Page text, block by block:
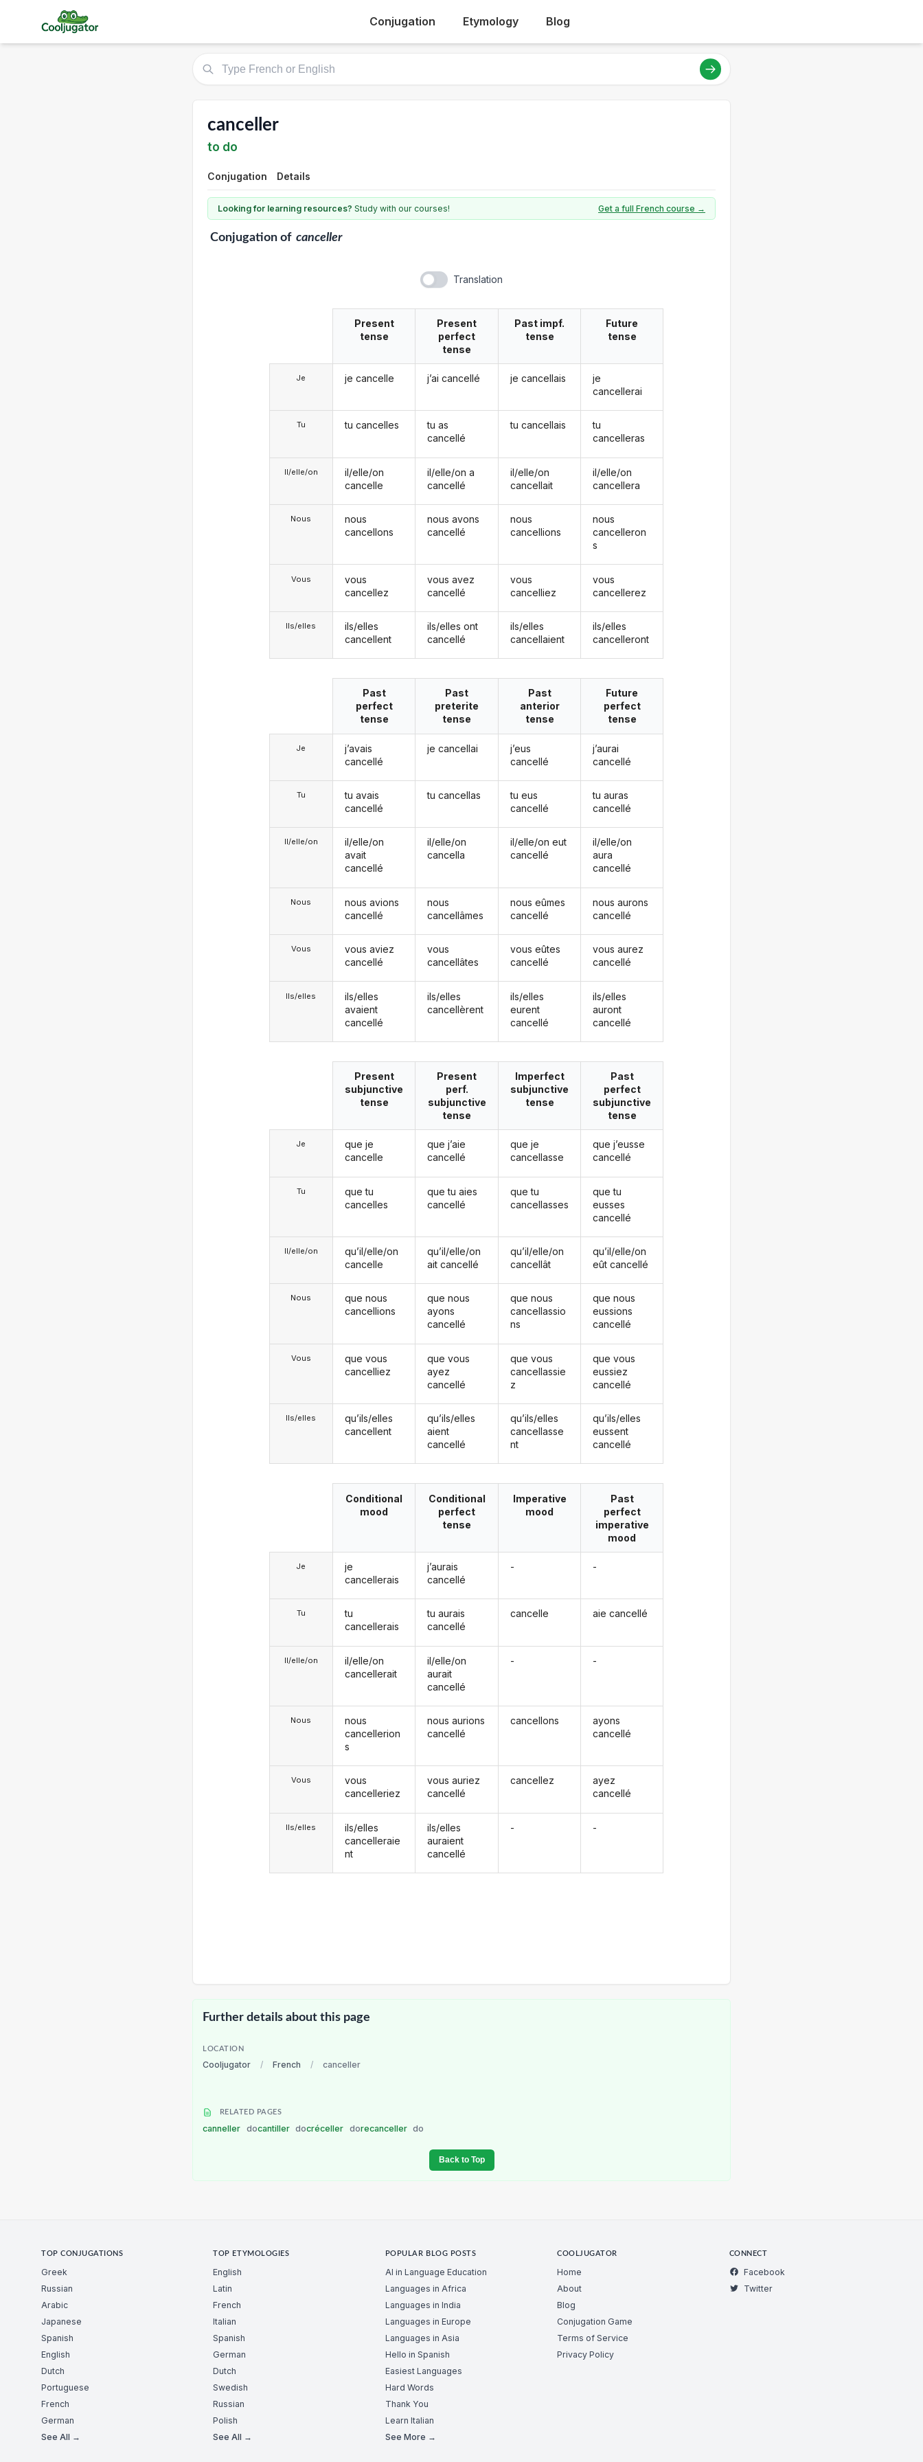
Conjugation Etymology Blog
canceller
to do
Conjugation Details
Looking for learning resources? Study with our courses! Get a full French course →
Conjugationof canceller
Translation
Je
Tu
Il/elle/on
Nous
Vous
Ils/elles
Present
tense
je cancelle
tu cancelles
il/elle/on
cancelle
nous
cancellons
vous
cancellez
ils/elles
cancellent
Present
perfect
tense
j’ai cancellé
tu as
cancellé
il/elle/on a
cancellé
nous avons
cancellé
vous avez
cancellé
ils/elles ont
cancellé
Past impf.
tense
je cancellais
tu cancellais
il/elle/on
cancellait
nous
cancellions
vous
cancelliez
ils/elles
cancellaient
Future
tense
je
cancellerai
tu
cancelleras
il/elle/on
cancellera
nous
cancelleron
s
vous
cancellerez
ils/elles
cancelleront
Je
Tu
Il/elle/on
Nous
Vous
Ils/elles
Past
perfect
tense
j’avais
cancellé
tu avais
cancellé
il/elle/on
avait
cancellé
nous avions
cancellé
vous aviez
cancellé
ils/elles
avaient
cancellé
Past
preterite
tense
je cancellai
tu cancellas
il/elle/on
cancella
nous
cancellâmes
vous
cancellâtes
ils/elles
cancellèrent
Past
anterior
tense
j’eus
cancellé
tu eus
cancellé
il/elle/on eut
cancellé
nous eûmes
cancellé
vous eûtes
cancellé
ils/elles
eurent
cancellé
Future
perfect
tense
j’aurai
cancellé
tu auras
cancellé
il/elle/on
aura
cancellé
nous aurons
cancellé
vous aurez
cancellé
ils/elles
auront
cancellé
Je
Tu
Il/elle/on
Nous
Vous
Ils/elles
Present
subjunctive
tense
que je
cancelle
que tu
cancelles
qu’il/elle/on
cancelle
que nous
cancellions
que vous
cancelliez
qu’ils/elles
cancellent
Present
perf.
subjunctive
tense
que j’aie
cancellé
que tu aies
cancellé
qu’il/elle/on
ait cancellé
que nous
ayons
cancellé
que vous
ayez
cancellé
qu’ils/elles
aient
cancellé
Imperfect
subjunctive
tense
que je
cancellasse
que tu
cancellasses
qu’il/elle/on
cancellât
que nous
cancellassio
ns
que vous
cancellassie
z
qu’ils/elles
cancellasse
nt
Past
perfect
subjunctive
tense
que j’eusse
cancellé
que tu
eusses
cancellé
qu’il/elle/on
eût cancellé
que nous
eussions
cancellé
que vous
eussiez
cancellé
qu’ils/elles
eussent
cancellé
Je
Tu
Il/elle/on
Nous
Vous
Ils/elles
Conditional
mood
je
cancellerais
tu
cancellerais
il/elle/on
cancellerait
nous
cancellerion
s
vous
cancelleriez
ils/elles
cancelleraie
nt
Conditional
perfect
tense
j’aurais
cancellé
tu aurais
cancellé
il/elle/on
aurait
cancellé
nous aurions
cancellé
vous auriez
cancellé
ils/elles
auraient
cancellé
Imperative
mood
-
cancelle
-
cancellons
cancellez
-
Past
perfect
imperative
mood
-
aie cancellé
-
ayons
cancellé
ayez
cancellé
-
Further details about this page
LOCATION
Cooljugator / French / canceller
RELATED PAGES
canneller docantiller docréceller dorecanceller do
Back to Top
TOP CONJUGATIONS
Greek
Russian
Arabic
Japanese
Spanish
English
Dutch
Portuguese
French
German
See All →
TOP ETYMOLOGIES
English
Latin
French
Italian
Spanish
German
Dutch
Swedish
Russian
Polish
See All →
POPULAR BLOG POSTS
AI in Language Education
Languages in Africa
Languages in India
Languages in Europe
Languages in Asia
Hello in Spanish
Easiest Languages
Hard Words
Thank You
Learn Italian
See More →
COOLJUGATOR
Home
About
Blog
Conjugation Game
Terms of Service
Privacy Policy
CONNECT
Facebook
Twitter